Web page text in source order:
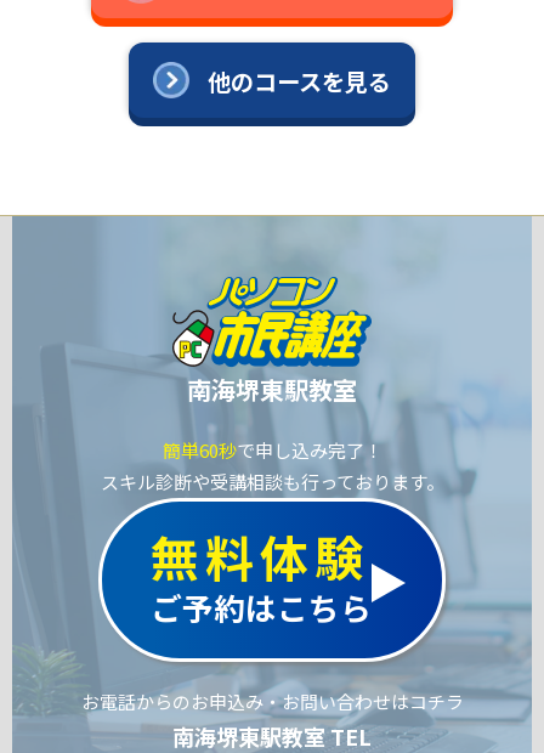
他のコースを見る
南海堺東駅教室
簡単60秒で申し込み完了！
スキル診断や受講相談も行っております。
無料体験
ご予約はこちら
お電話からのお申込み・お問い合わせはコチラ
南海堺東駅教室 TEL